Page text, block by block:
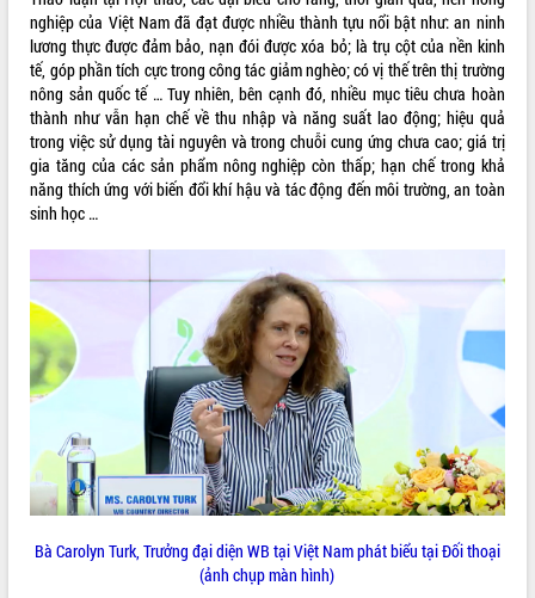
Hội nghị UBND tỉnh Đắk Lắk thường kỳ
tháng 7/2026
Lễ truy tặng danh hiệu “Bà Mẹ Việt
Nam Anh hùng” và trao Huân chương
Lao động
UBND tỉnh Đắk Lắk triển khai nhiệm
Kỳ họp thứ Hai, Hội đồng nhân dân
tỉnh khóa XI quyết nghị nhiều nội dung
quan trọng
Bí thư Tỉnh ủy Lương Nguyễn Minh
Triết thăm, tặng quà người có công với
Rà soát, hoàn thiện hệ thống thiết chế
văn hóa, thể thao đáp ứng yêu cầu
phát triển mới
mặt Đoàn chuyên gia y tế TP. Hồ Chí
ALBUM ẢNH
nghiệp của Việt Nam đã đạt được nhiều thành tựu nổi bật như: an ninh
lương thực được đảm bảo, nạn đói được xóa bỏ; là trụ cột của nền kinh
tế, góp phần tích cực trong công tác giảm nghèo; có vị thế trên thị trường
nông sản quốc tế … Tuy nhiên, bên cạnh đó, nhiều mục tiêu chưa hoàn
thành như vẫn hạn chế về thu nhập và năng suất lao động; hiệu quả
trong việc sử dụng tài nguyên và trong chuỗi cung ứng chưa cao; giá trị
gia tăng của các sản phẩm nông nghiệp còn thấp; hạn chế trong khả
năng thích ứng với biến đổi khí hậu và tác động đến môi trường, an toàn
sinh học …
Bà Carolyn Turk, Trưởng đại diện WB tại Việt Nam phát biểu tại Đối thoại
(ảnh chụp màn hình)